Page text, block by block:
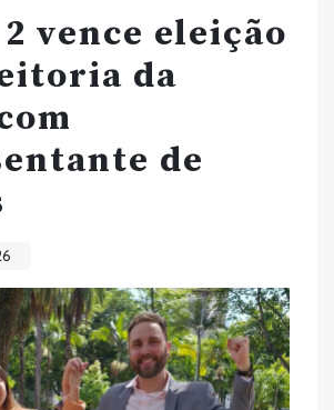
vence eleição
da
de